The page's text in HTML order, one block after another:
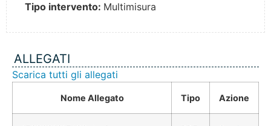
Tipo intervento: Multimisura
ALLEGATI
Scarica tutti gli allegati
Nome Allegato Tipo Azione